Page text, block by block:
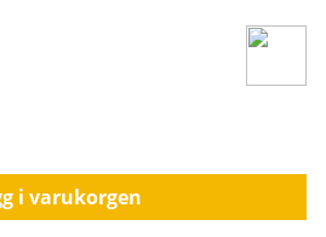
i varukorgen